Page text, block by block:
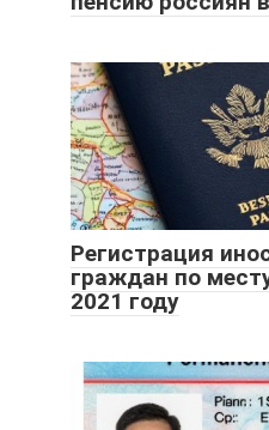
Регистрация
граждан по
2021 году